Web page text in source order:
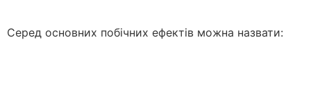
Серед основних побічних ефектів можна назвати: